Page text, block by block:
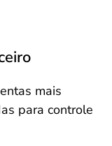
mais
para controle